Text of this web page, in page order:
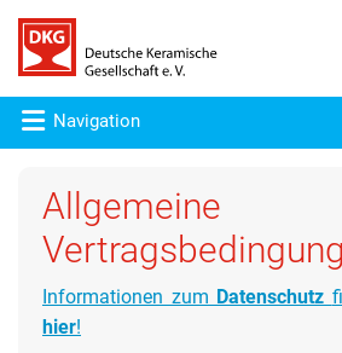
Navigation
Allgemeine
Informationen zum Datenschutz
hier!